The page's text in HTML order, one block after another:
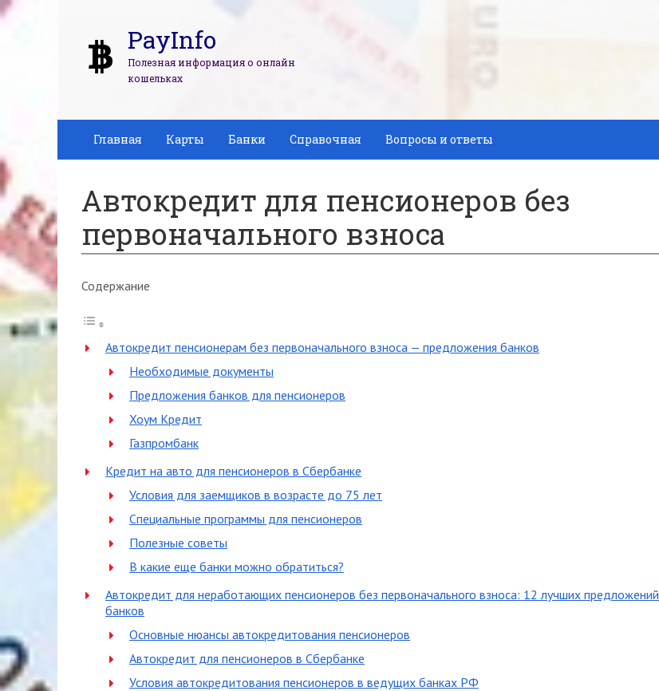
PayInfo
Полезная информация о онлайн
кошельках
Главная Карты Банки Справочная Вопросы и ответы
Автокредит для пенсионеров без
первоначального взноса
Содержание
Автокредит пенсионерам без первоначального взноса — предложения банков
Необходимые документы
Предложения банков для пенсионеров
Хоум Кредит
Газпромбанк
Кредит на авто для пенсионеров в Сбербанке
Условия для заемщиков в возрасте до 75 лет
Специальные программы для пенсионеров
Полезные советы
В какие еще банки можно обратиться?
Автокредит для неработающих пенсионеров без первоначального взноса: 12 лучших предложений
банков
Основные нюансы автокредитования пенсионеров
Автокредит для пенсионеров в Сбербанке
Условия автокредитования пенсионеров в ведущих банках РФ